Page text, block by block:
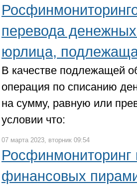
перевода
юрлица,
В качестве подлежащей
операция по списанию
на сумму, равную или
условии что:
07 марта 2023, вторник 09:54
Росфинмониторинг
финансовых